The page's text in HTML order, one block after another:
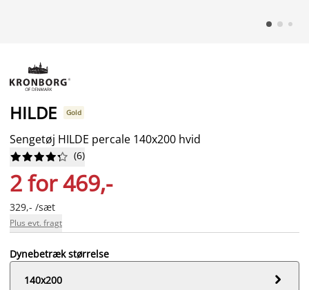
HILDE Gold
Sengetøj HILDE percale 140x200 hvid





 (6)
2 for 469,-
329,- /sæt
Plus evt. fragt
Dynebetræk størrelse
140x200
